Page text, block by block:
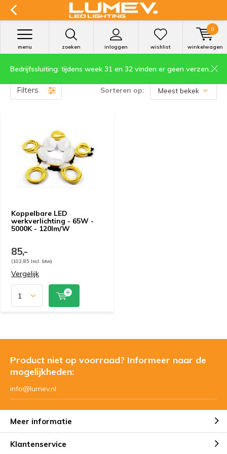
zoeken inloggen
menu wishlist winkelwagen
0
Bedrijfssluiting: tijdens week 31 en 32 vinden er geen verzendingen plaats.
Producten getagd met werkverlichting
Filters Sorteren op:
Koppelbare LED
werkverlichting - 65W -
5000K - 120lm/W
85,-
(102,85 Incl. btw)
Vergelijk
Product niet op voorraad? Informeer naar de
mogelijkheden:
info@lumev.nl
Meer informatie
Klantenservice